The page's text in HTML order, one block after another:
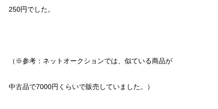
250円でした。
（※参考：ネットオークションでは、似ている商品が
中古品で7000円くらいで販売していました。）